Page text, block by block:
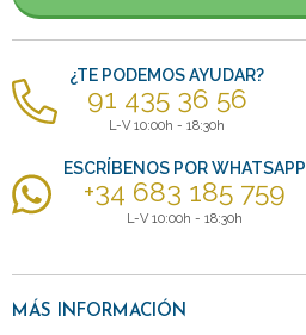
¿TE PODEMOS AYUDAR?
91 435 36 56
L-V 10:00h - 18:30h
ESCRÍBENOS POR WHATSAPP
+34 683 185 759
L-V 10:00h - 18:30h
MÁS INFORMACIÓN